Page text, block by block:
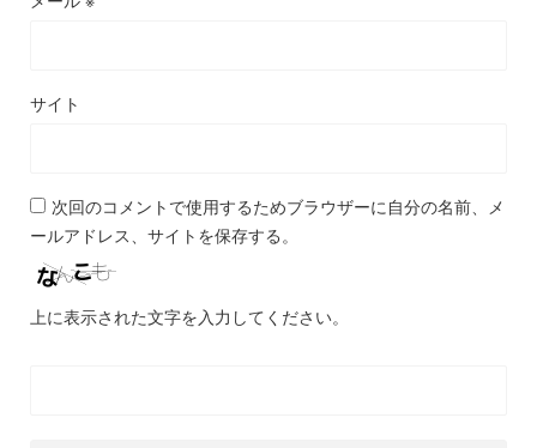
サイト
次回のコメントで使用するためブラウザーに自分の名前、メ
ールアドレス、サイトを保存する。
上に表示された文字を入力してください。